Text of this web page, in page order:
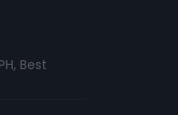
Best